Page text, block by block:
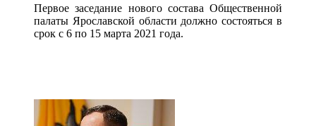
Первое заседание нового состава Общественной
палаты Ярославской области должно состояться в
срок с 6 по 15 марта 2021 года.